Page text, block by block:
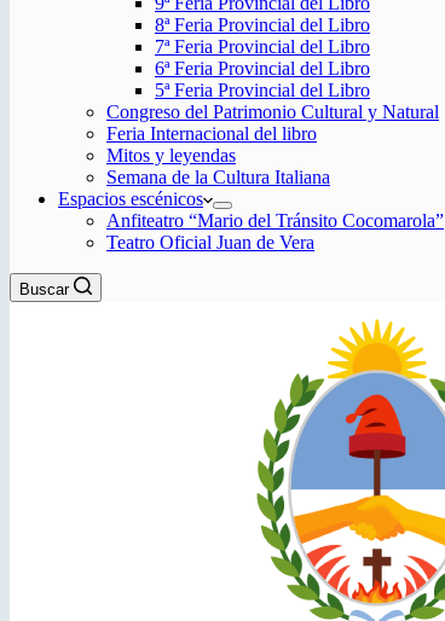
8ª Feria Provincial del Libro
7ª Feria Provincial del Libro
6ª Feria Provincial del Libro
5ª Feria Provincial del Libro
Congreso del Patrimonio Cultural y Natural
Feria Internacional del libro
Mitos y leyendas
Semana de la Cultura Italiana
Espacios escénicos
Anfiteatro “Mario del Tránsito Cocomarola”
Teatro Oficial Juan de Vera
Buscar